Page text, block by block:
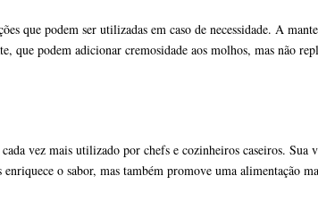
que podem ser utilizadas em caso de necessidade. A
que podem adicionar cremosidade aos molhos, mas não
vez mais utilizado por chefs e cozinheiros caseiros.
o sabor, mas também promove uma alimentação